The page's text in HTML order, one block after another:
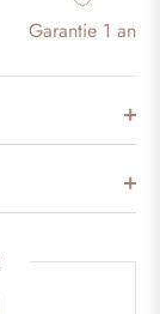
Garantie 1 an